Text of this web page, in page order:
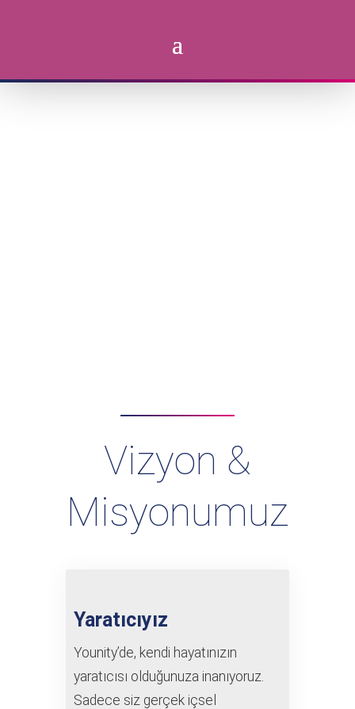
Vizyon &
Misyonumuz
Yaratıcıyız
Younity’de, kendi hayatınızın
yaratıcısı olduğunuza inanıyoruz.
Sadece siz gerçek içsel